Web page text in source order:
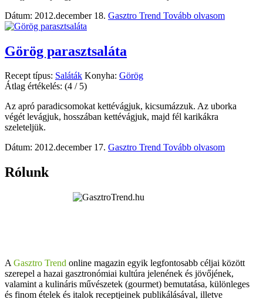
Dátum: 2012.december 18. Gasztro Trend Tovább olvasom
Görög parasztsaláta
Recept típus: Saláták Konyha: Görög
Átlag értékelés: (4 / 5)
Az apró paradicsomokat kettévágjuk, kicsumázzuk. Az uborka
végét levágjuk, hosszában kettévágjuk, majd fél karikákra
szeleteljük.
Dátum: 2012.december 17. Gasztro Trend Tovább olvasom
Rólunk
A Gasztro Trend online magazin egyik legfontosabb céljai között
szerepel a hazai gasztronómiai kultúra jelenének és jövőjének,
valamint a kulináris művészetek (gourmet) bemutatása, különleges
és finom ételek és italok receptjeinek publikálásával, illetve